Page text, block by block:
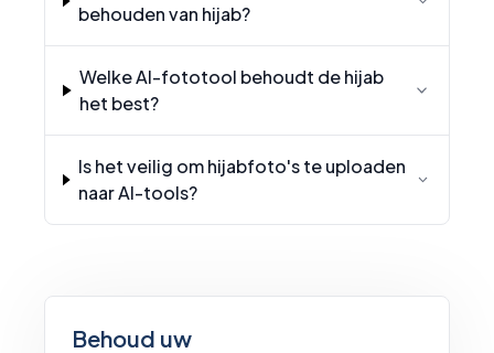
behouden van hijab?
Welke AI-fototool behoudt de hijab
het best?
Is het veilig om hijabfoto's te uploaden
naar AI-tools?
Behoud uw